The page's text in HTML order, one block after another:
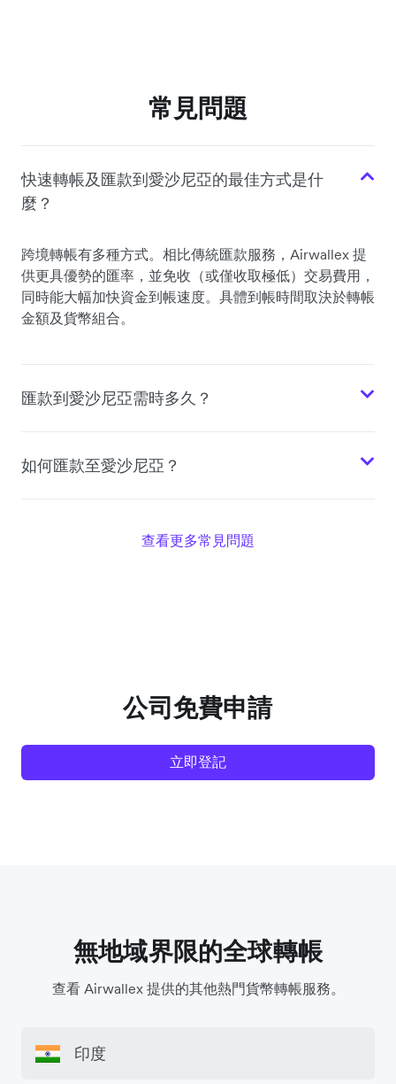
常見問題
快速轉帳及匯款到愛沙尼亞的最佳方式是什
麼？
跨境轉帳有多種方式。相比傳統匯款服務，Airwallex 提
供更具優勢的匯率，並免收（或僅收取極低）交易費用，
同時能大幅加快資金到帳速度。具體到帳時間取決於轉帳
金額及貨幣組合。
匯款到愛沙尼亞需時多久？
如何匯款至愛沙尼亞？
查看更多常見問題
公司免費申請
立即登記
無地域界限的全球轉帳
查看 Airwallex 提供的其他熱門貨幣轉帳服務。
印度